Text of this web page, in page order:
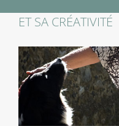
ET SA CRÉATIVITÉ